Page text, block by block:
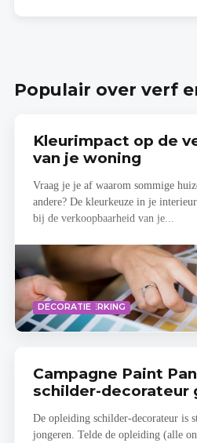
Populair over verf
Kleurimpact op de
van je woning
Vraag je je af waarom sommige
andere? De kleurkeuze in je
bij de verkoopbaarheid van je...
VERF EN BEHANG
BINNENAFWERKING
DECORATIE
Campagne Paint
schilder-decorateur
De opleiding schilder-decorateur is
jongeren. Telde de opleiding (alle